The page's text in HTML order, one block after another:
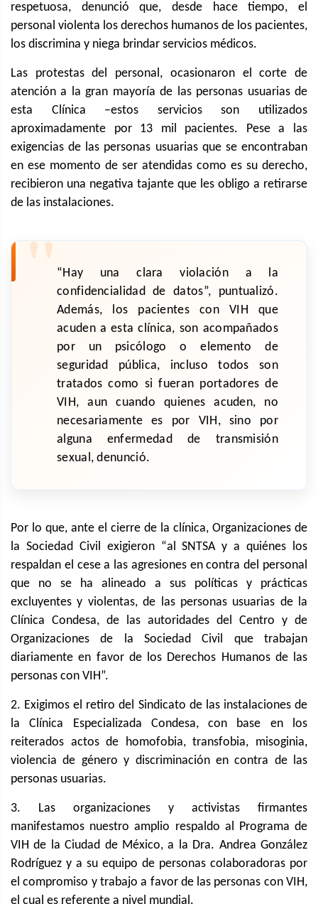
respetuosa, denunció que, desde hace tiempo, el
personal violenta los derechos humanos de los pacientes,
los discrimina y niega brindar servicios médicos.
Las protestas del personal, ocasionaron el corte de
atención a la gran mayoría de las personas usuarias de
esta Clínica –estos servicios son utilizados
aproximadamente por 13 mil pacientes. Pese a las
exigencias de las personas usuarias que se encontraban
en ese momento de ser atendidas como es su derecho,
recibieron una negativa tajante que les obligo a retirarse
de las instalaciones.
“Hay una clara violación a la
confidencialidad de datos”, puntualizó.
Además, los pacientes con VIH que
acuden a esta clínica, son acompañados
por un psicólogo o elemento de
seguridad pública, incluso todos son
tratados como si fueran portadores de
VIH, aun cuando quienes acuden, no
necesariamente es por VIH, sino por
alguna enfermedad de transmisión
sexual, denunció.
Por lo que, ante el cierre de la clínica, Organizaciones de
la Sociedad Civil exigieron “al SNTSA y a quiénes los
respaldan el cese a las agresiones en contra del personal
que no se ha alineado a sus políticas y prácticas
excluyentes y violentas, de las personas usuarias de la
Clínica Condesa, de las autoridades del Centro y de
Organizaciones de la Sociedad Civil que trabajan
diariamente en favor de los Derechos Humanos de las
personas con VIH”.
2. Exigimos el retiro del Sindicato de las instalaciones de
la Clínica Especializada Condesa, con base en los
reiterados actos de homofobia, transfobia, misoginia,
violencia de género y discriminación en contra de las
personas usuarias.
3. Las organizaciones y activistas firmantes
manifestamos nuestro amplio respaldo al Programa de
VIH de la Ciudad de México, a la Dra. Andrea González
Rodríguez y a su equipo de personas colaboradoras por
el compromiso y trabajo a favor de las personas con VIH,
el cual es referente a nivel mundial.